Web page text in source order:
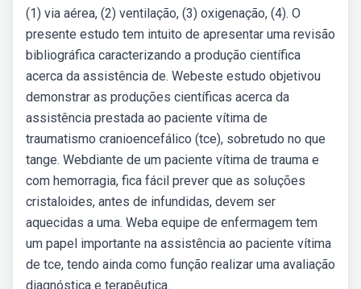
(1) via aérea, (2) ventilação, (3) oxigenação, (4). O
presente estudo tem intuito de apresentar uma revisão
bibliográfica caracterizando a produção científica
acerca da assistência de. Webeste estudo objetivou
demonstrar as produções científicas acerca da
assistência prestada ao paciente vítima de
traumatismo cranioencefálico (tce), sobretudo no que
tange. Webdiante de um paciente vítima de trauma e
com hemorragia, fica fácil prever que as soluções
cristaloides, antes de infundidas, devem ser
aquecidas a uma. Weba equipe de enfermagem tem
um papel importante na assistência ao paciente vítima
de tce, tendo ainda como função realizar uma avaliação
diagnóstica e terapêutica.